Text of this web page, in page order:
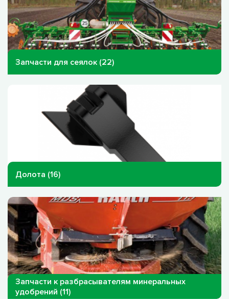
Запчасти для сеялок (22)
Долота (16)
Запчасти к разбрасывателям минеральных
удобрений (11)